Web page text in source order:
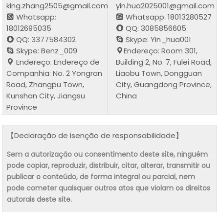
king.zhang2505@gmail.com
Whatsapp:
18012695035
QQ: 3377584302
Skype: Benz_009
Endereço: Endereço de
Companhia: No. 2 Yongran
Road, Zhangpu Town,
Kunshan City, Jiangsu
Province
yin.hua2025001@gmail.com
Whatsapp: 18013280527
QQ: 3085856605
Skype: Yin_hua001
Endereço: Room 301,
Building 2, No. 7, Fulei Road,
Liaobu Town, Dongguan
City, Guangdong Province,
China
【Declaração de isenção de responsabilidade】
Sem a autorização ou consentimento deste site, ninguém
pode copiar, reproduzir, distribuir, citar, alterar, transmitir ou
publicar o conteúdo, de forma integral ou parcial, nem
pode cometer quaisquer outros atos que violam os direitos
autorais deste site.